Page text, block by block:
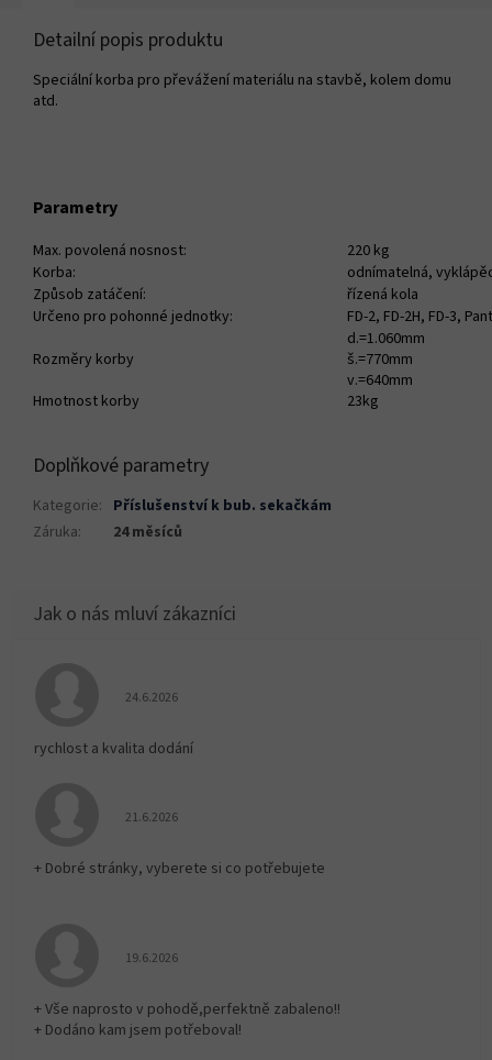
Detailní popis produktu
Speciální korba pro převážení materiálu na stavbě, kolem domu
atd.
Parametry
Max. povolená nosnost:
220 kg
Korba:
odnímatelná,
Způsob zatáčení:
řízená kola
Určeno pro pohonné jednotky:
FD-2, FD-2H, FD-3,
Rozměry korby
d.=1.060mm
š.=770mm
v.=640mm
Hmotnost korby
23kg
Doplňkové parametry
Kategorie: Příslušenství k bub. sekačkám
Záruka: 24 měsíců
Hodnocení obchodu je 5 z 5 hvězdiček.
24.6.2026
rychlost a kvalita dodání
Hodnocení obchodu je 5 z 5 hvězdiček.
21.6.2026
+ Dobré stránky, vyberete si co potřebujete
Hodnocení obchodu je 5 z 5 hvězdiček.
19.6.2026
+ Vše naprosto v pohodě,perfektně zabaleno!!
+ Dodáno kam jsem potřeboval!